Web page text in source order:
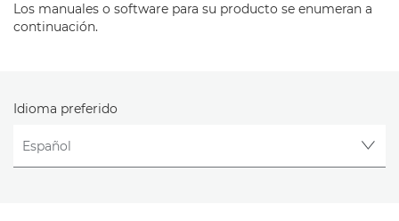
Los manuales o software para su producto se enumeran a
continuación.
Idioma preferido